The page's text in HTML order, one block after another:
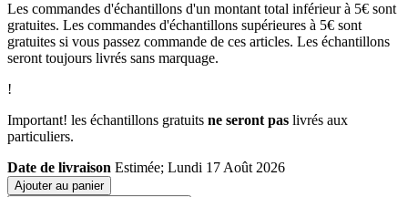
Les commandes d'échantillons d'un montant total inférieur à 5€ sont
gratuites. Les commandes d'échantillons supérieures à 5€ sont
gratuites si vous passez commande de ces articles. Les échantillons
seront toujours livrés sans marquage.
!
Important! les échantillons gratuits ne seront pas livrés aux
particuliers.
Date de livraison Estimée; Lundi 17 Août 2026
Ajouter au panier